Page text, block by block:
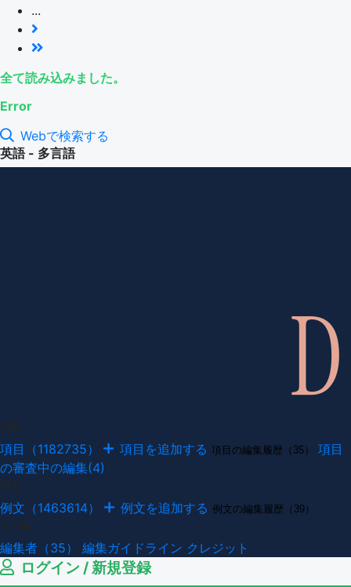
...
全て読み込みました。
Error
Webで検索する
英語 - 多言語
項目（1182735） 項目を追加する 項目の編集履歴（35）
項目
の審査中の編集(4)
例文（1463614） 例文を追加する 例文の編集履歴（39）
編集者（35） 編集ガイドライン クレジット
ログイン / 新規登録